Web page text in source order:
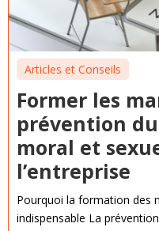
Articles et Conseils
Former les
prévention
moral et
l’entreprise
Pourquoi la formation des
indispensable La